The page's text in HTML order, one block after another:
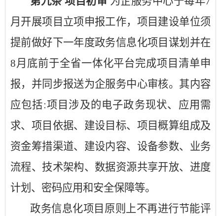
月开展项目立项申报工作，项目建设单位须
提前做好下一年度政务信息化项目谋划并在
8月底前于全省一体化平台完成项目清单申
报，并同步报送为企服务中心审核。其内容
应包括:项目涉及的电子政务现状、应用需
求、项目依据、建设目标、项目概算组成及
资金筹措渠道、建设内容、设备参数、业务
流程、技术架构、数据资源共享开放、进度
计划、密码应用和安全保障等。
政务信息化项目原则上不再进行节能评